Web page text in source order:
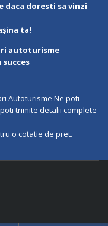
daca doresti sa vinzi
ta!
autoturisme
Autoturisme Ne poti
trimite detalii complete
o cotatie de pret.